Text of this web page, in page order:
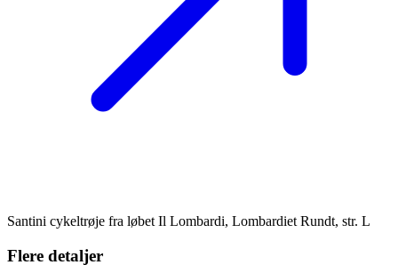
Santini cykeltrøje fra løbet Il Lombardi, Lombardiet Rundt, str. L
Flere detaljer